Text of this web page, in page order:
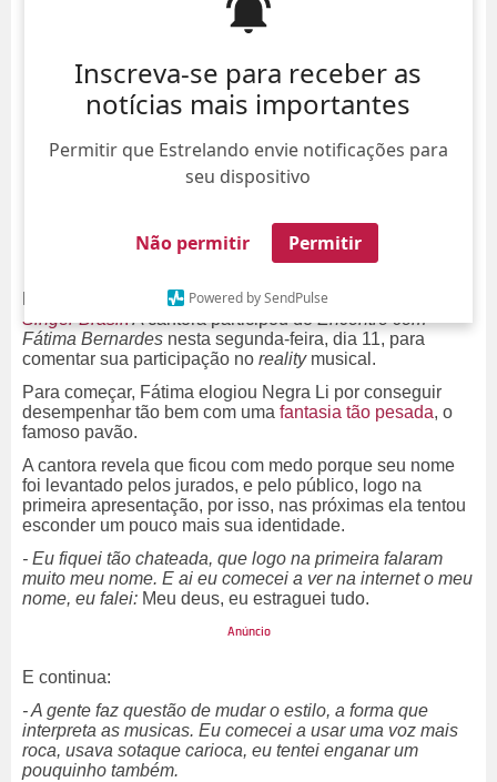
Inscreva-se para receber as
notícias mais importantes
Permitir que Estrelando envie notificações para
seu dispositivo
Não permitir Permitir
Powered by SendPulse
desmascarada da semana no
Singer Brasil!A cantora participou doEncontro com
Fátima Bernardes nesta segunda-feira, dia 11, para
comentar sua participação no reality musical.
Para começar, Fátima elogiou Negra Li por conseguir
desempenhar tão bem com uma fantasia tão pesada, o
famoso pavão.
A cantora revela que ficou com medo porque seu nome
foi levantado pelos jurados, e pelo público, logo na
primeira apresentação, por isso, nas próximas ela tentou
esconder um pouco mais sua identidade.
- Eu fiquei tão chateada, que logo na primeira falaram
muito meu nome. E ai eu comecei a ver na internet o meu
nome, eu falei: Meu deus, eu estraguei tudo.
E continua:
- A gente faz questão de mudar o estilo, a forma que
interpreta as musicas. Eu comecei a usar uma voz mais
roca, usava sotaque carioca, eu tentei enganar um
pouquinho também.